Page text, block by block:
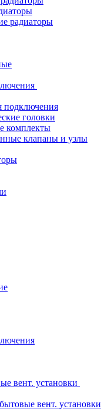
радиаторы
подключения
головки
комплекты
клапаны и узлы
вент. установки
вент. установки